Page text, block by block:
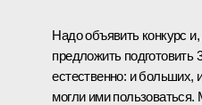
Надо объявить конкурс
предложить подготовить
естественно: и больших,
могли ими